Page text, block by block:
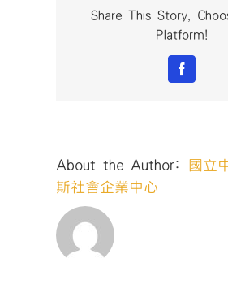
Share This Story,
Platform!
Facebook
About the Author:
國立
斯社會企業中心